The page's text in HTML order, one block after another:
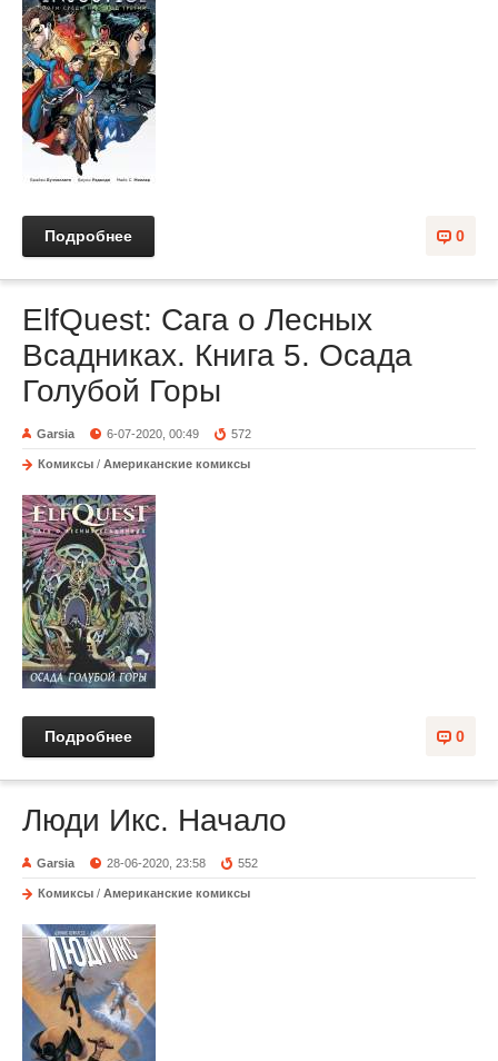
0
Подробнее
ElfQuest: Сага о Лесных
Всадниках. Книга 5. Осада
Голубой Горы
Garsia 6-07-2020, 00:49 572
Комиксы / Американские комиксы
0
Подробнее
Люди Икс. Начало
Garsia 28-06-2020, 23:58 552
Комиксы / Американские комиксы